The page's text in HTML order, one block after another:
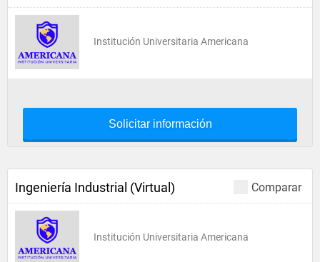
Institución Universitaria Americana
Solicitar información
Comparar
Ingeniería Industrial (Virtual)
Institución Universitaria Americana